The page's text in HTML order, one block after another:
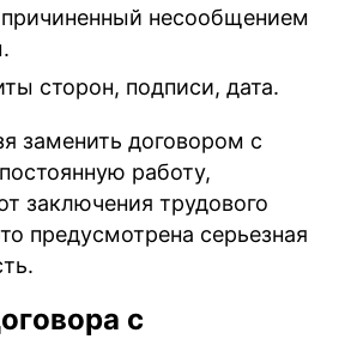
несообщением
сторон, подписи, дата.
заменить договором с
работу,
заключения трудового
предусмотрена серьезная
с